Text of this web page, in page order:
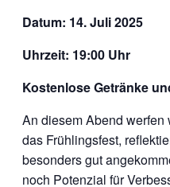
Datum: 14. Juli 2025
Uhrzeit: 19:00 Uhr
Kostenlose Getränke
An diesem Abend
das Frühlingsfest,
besonders gut
noch Potenzial für